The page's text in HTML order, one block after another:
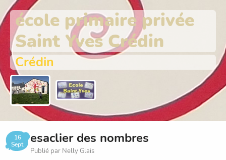
école primaire privée
Saint Yves Crédin
Crédin
16
Sept.
esaclier des nombres
Publié par Nelly Glais